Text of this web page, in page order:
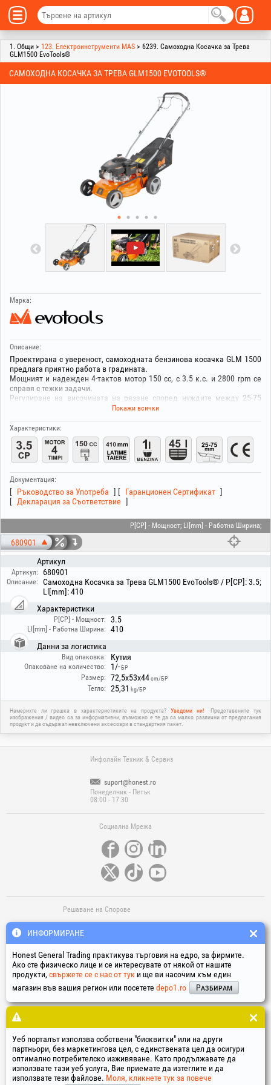
1. Общи > 123. Електроинструменти MAS > 6239. Самоходна Косачка за Трева
GLM1500 EvoTools®
САМОХОДНА КОСАЧКА ЗА ТРЕВА GLM1500 EVOTOOLS®
Марка:
Описание:
Проектирана с увереност, самоходната бензинова косачка GLM 1500
предлага приятно работа в градината.
Мощният и надежден 4-тактов мотор 150 cc, с 3.5 к.с. и 2800 rpm се
справя с тежки задачи.
Регулиране на височината на рязане според нуждите между 25-75
Без ограничения в движението, тъй като няма захранващ кабел.
Кош за трева с капацитет 45 L и оптимално пълнене за намаляване на
честотата на изпразване.
Резервоар за гориво 1L.
Препоръчано масло: HGT® 674035 (4T SAE 10W30).
Покажи всички
Характеристики:
Документация:
Ръководство за Употреба
Гаранционен Сертификат
Декларация за Съответствие
P[CP] - Мощност; Ll[mm] - Работна Ширина;
680901
Артикул
Артикул: 680901
Описание:
Самоходна Косачка за Трева GLM1500 EvoTools® / P[CP]: 3.5;
Ll[mm]: 410
Характеристики
P[CP] - Мощност: 3.5
Ll[mm] - Работна Ширина:
410
Данни за логистика
Вид опаковка: Кутия
Опаковане на количество: 1/-БР
Размер: 72,5x53x44cm/БР
Тегло: 25,31 kg/БР
Намерихте ли грешка в характеристиките на продукта? Уведоми ни!
Представените тук
изображения / видео са за информативни, възможно е те да са малко различни от предлагания
продукт и да съдържат невключени аксесоари в стандартния пакет.
Инфолайн Техник & Сервиз
suport@honest.ro
Понеделник - Петък
08:00 - 17:30
Социална Мрежа
Решаване на Спорове
Полезни Линкове
Политика за използване на „бисквитките“
Данни за идентификация на компанията
Онлайн решаване на споровете
HGT®, EvoTools® , EvoSanitary®, EvoTools +Plus® , EvoSanitary +Plus ®, EvoSelect®, EPTO
ИНФОРМИРАНЕ
Honest General Trading практикува търговия на едро, за фирмите.
Ако сте физическо лице и се интересувате от някой от нашите
продукти, свържете се с нас от тук и ще ви насочим към един
магазин във вашия регион или посетете depo1.ro Разбирам
Уеб порталът използва собствени "бисквитки" или на други
партньори, без маркетингова цел, с единствената цел да осигури
оптимално потребителско изживяване. Като продължавате да
използвате тази уеб услуга, Вие приемате да изтеглите и да
използвате тези файлове. Моля, кликнете тук за повече